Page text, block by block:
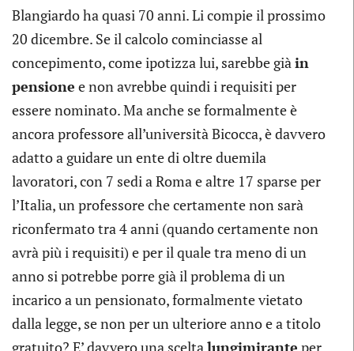
Blangiardo ha quasi 70 anni. Li compie il prossimo
20 dicembre. Se il calcolo cominciasse al
concepimento, come ipotizza lui, sarebbe già in
pensione e non avrebbe quindi i requisiti per
essere nominato. Ma anche se formalmente è
ancora professore all’università Bicocca, è davvero
adatto a guidare un ente di oltre duemila
lavoratori, con 7 sedi a Roma e altre 17 sparse per
l’Italia, un professore che certamente non sarà
riconfermato tra 4 anni (quando certamente non
avrà più i requisiti) e per il quale tra meno di un
anno si potrebbe porre già il problema di un
incarico a un pensionato, formalmente vietato
dalla legge, se non per un ulteriore anno e a titolo
gratuito? E’ davvero una scelta lungimirante per